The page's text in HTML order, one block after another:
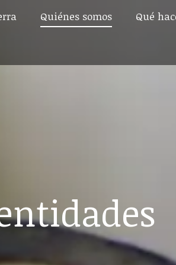
Quiénes somos Qué
Quiénes somos Qué